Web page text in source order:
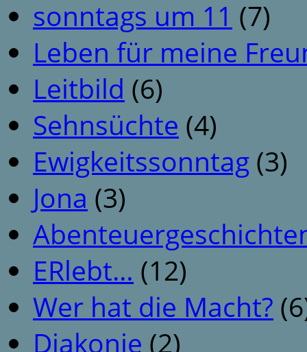
sonntags um 11 (7)
Leben für meine
Leitbild (6)
Sehnsüchte (4)
Ewigkeitssonntag (3)
Jona (3)
ERlebt… (12)
Wer hat die Macht?
Diakonie (2)